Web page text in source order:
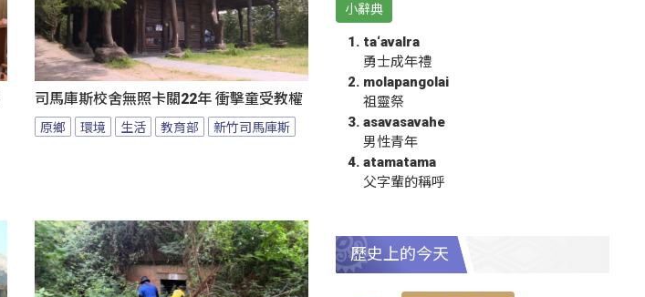
司馬庫斯校舍無照卡關22年 衝擊童受教權
原鄉 環境 生活 教育部 新竹司馬庫斯
小辭典
ta‘avalra
勇士成年禮
molapangolai
祖靈祭
asavasavahe
男性青年
atamatama
父字輩的稱呼
歷史上的今天